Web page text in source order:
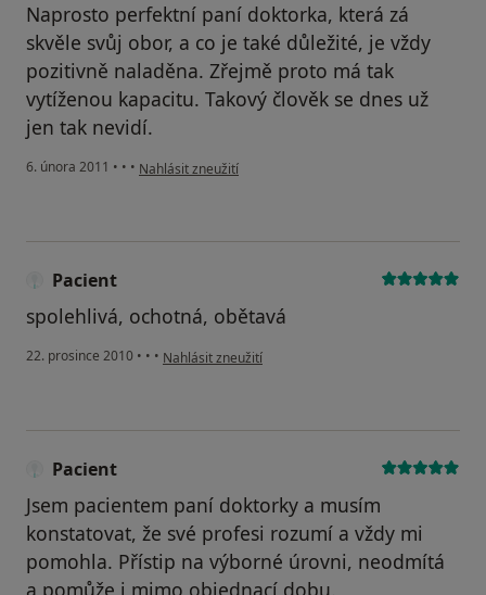
Naprosto perfektní paní doktorka, která zá
skvěle svůj obor, a co je také důležité, je vždy
pozitivně naladěna. Zřejmě proto má tak
vytíženou kapacitu. Takový člověk se dnes už
jen tak nevidí.
6. února 2011 • • • podle názoru uživatele Pacient
Nahlásit zneužití
Pacient
spolehlivá, ochotná, obětavá
22. prosince 2010 • • • podle názoru uživatele Pacient
Nahlásit zneužití
Pacient
Jsem pacientem paní doktorky a musím
konstatovat, že své profesi rozumí a vždy mi
pomohla. Přístip na výborné úrovni, neodmítá
a pomůže i mimo objednací dobu.